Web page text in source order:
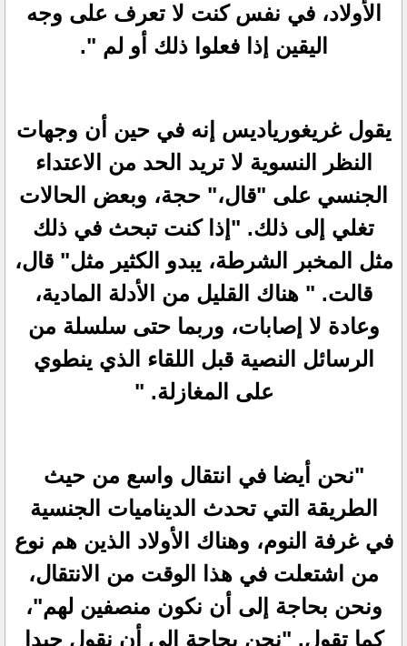
الأولاد، في نفس كنت لا تعرف على وجه
اليقين إذا فعلوا ذلك أو لم ".
يقول غريغورياديس إنه في حين أن وجهات
النظر النسوية لا تريد الحد من الاعتداء
الجنسي على "قال،" حجة، وبعض الحالات
تغلي إلى ذلك. "إذا كنت تبحث في ذلك
مثل المخبر الشرطة، يبدو الكثير مثل" قال،
قالت. " هناك القليل من الأدلة المادية،
وعادة لا إصابات، وربما حتى سلسلة من
الرسائل النصية قبل اللقاء الذي ينطوي
على المغازلة. "
"نحن أيضا في انتقال واسع من حيث
الطريقة التي تحدث الديناميات الجنسية
في غرفة النوم، وهناك الأولاد الذين هم نوع
من اشتعلت في هذا الوقت من الانتقال،
ونحن بحاجة إلى أن نكون منصفين لهم"،
كما تقول. "نحن بحاجة إلى أن نقول جيدا